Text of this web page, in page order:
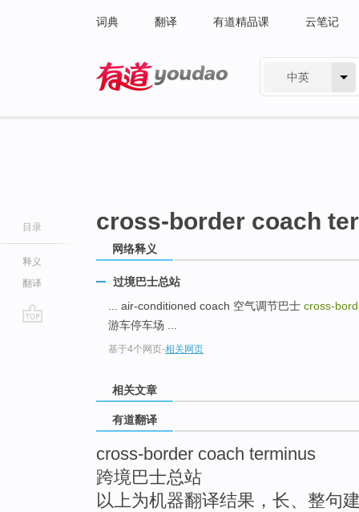
词典 翻译 有道精品课 云笔记
中英
目录
释义
翻译
cross-border coach
网络释义
过境巴士总站
... air-conditioned coach 空气调节巴士 cross-
游车停车场 ...
基于4个网页-相关网页
相关文章
有道翻译
cross-border coach terminus
跨境巴士总站
以上为机器翻译结果，长、整句